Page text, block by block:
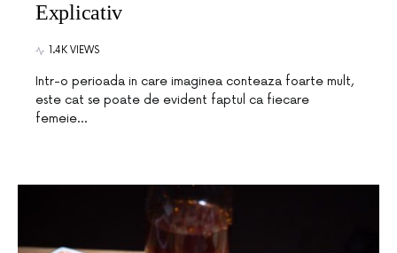
Explicativ
1.4K VIEWS
Intr-o perioada in care imaginea conteaza foarte mult,
este cat se poate de evident faptul ca fiecare
femeie…